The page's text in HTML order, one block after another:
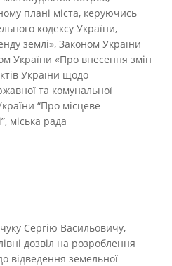
плані міста, керуючись
кодексу України,
землі», Законом України
України «Про внесення змін
України щодо
та комунальної
“Про місцеве
міська рада
Сергію Васильовичу,
дозвіл на розроблення
відведення земельної